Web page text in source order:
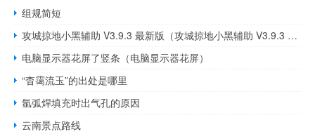
组规简短
攻城掠地小黑辅助 V3.9.3 最新版（攻城掠地小黑辅助 V3.9.3 最新版功能简介）
电脑显示器花屏了竖条（电脑显示器花屏）
“杳霭流玉”的出处是哪里
氩弧焊填充时出气孔的原因
云南景点路线